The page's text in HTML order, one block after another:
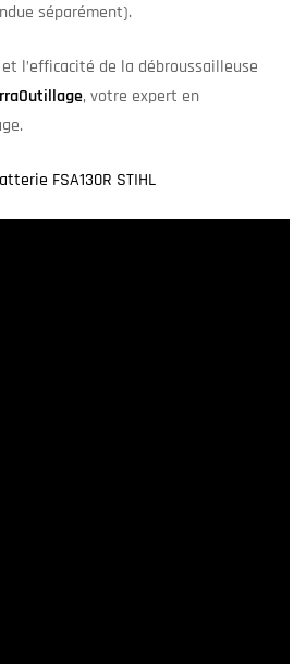
séparément).
l’efficacité de la débroussailleuse
, votre expert en